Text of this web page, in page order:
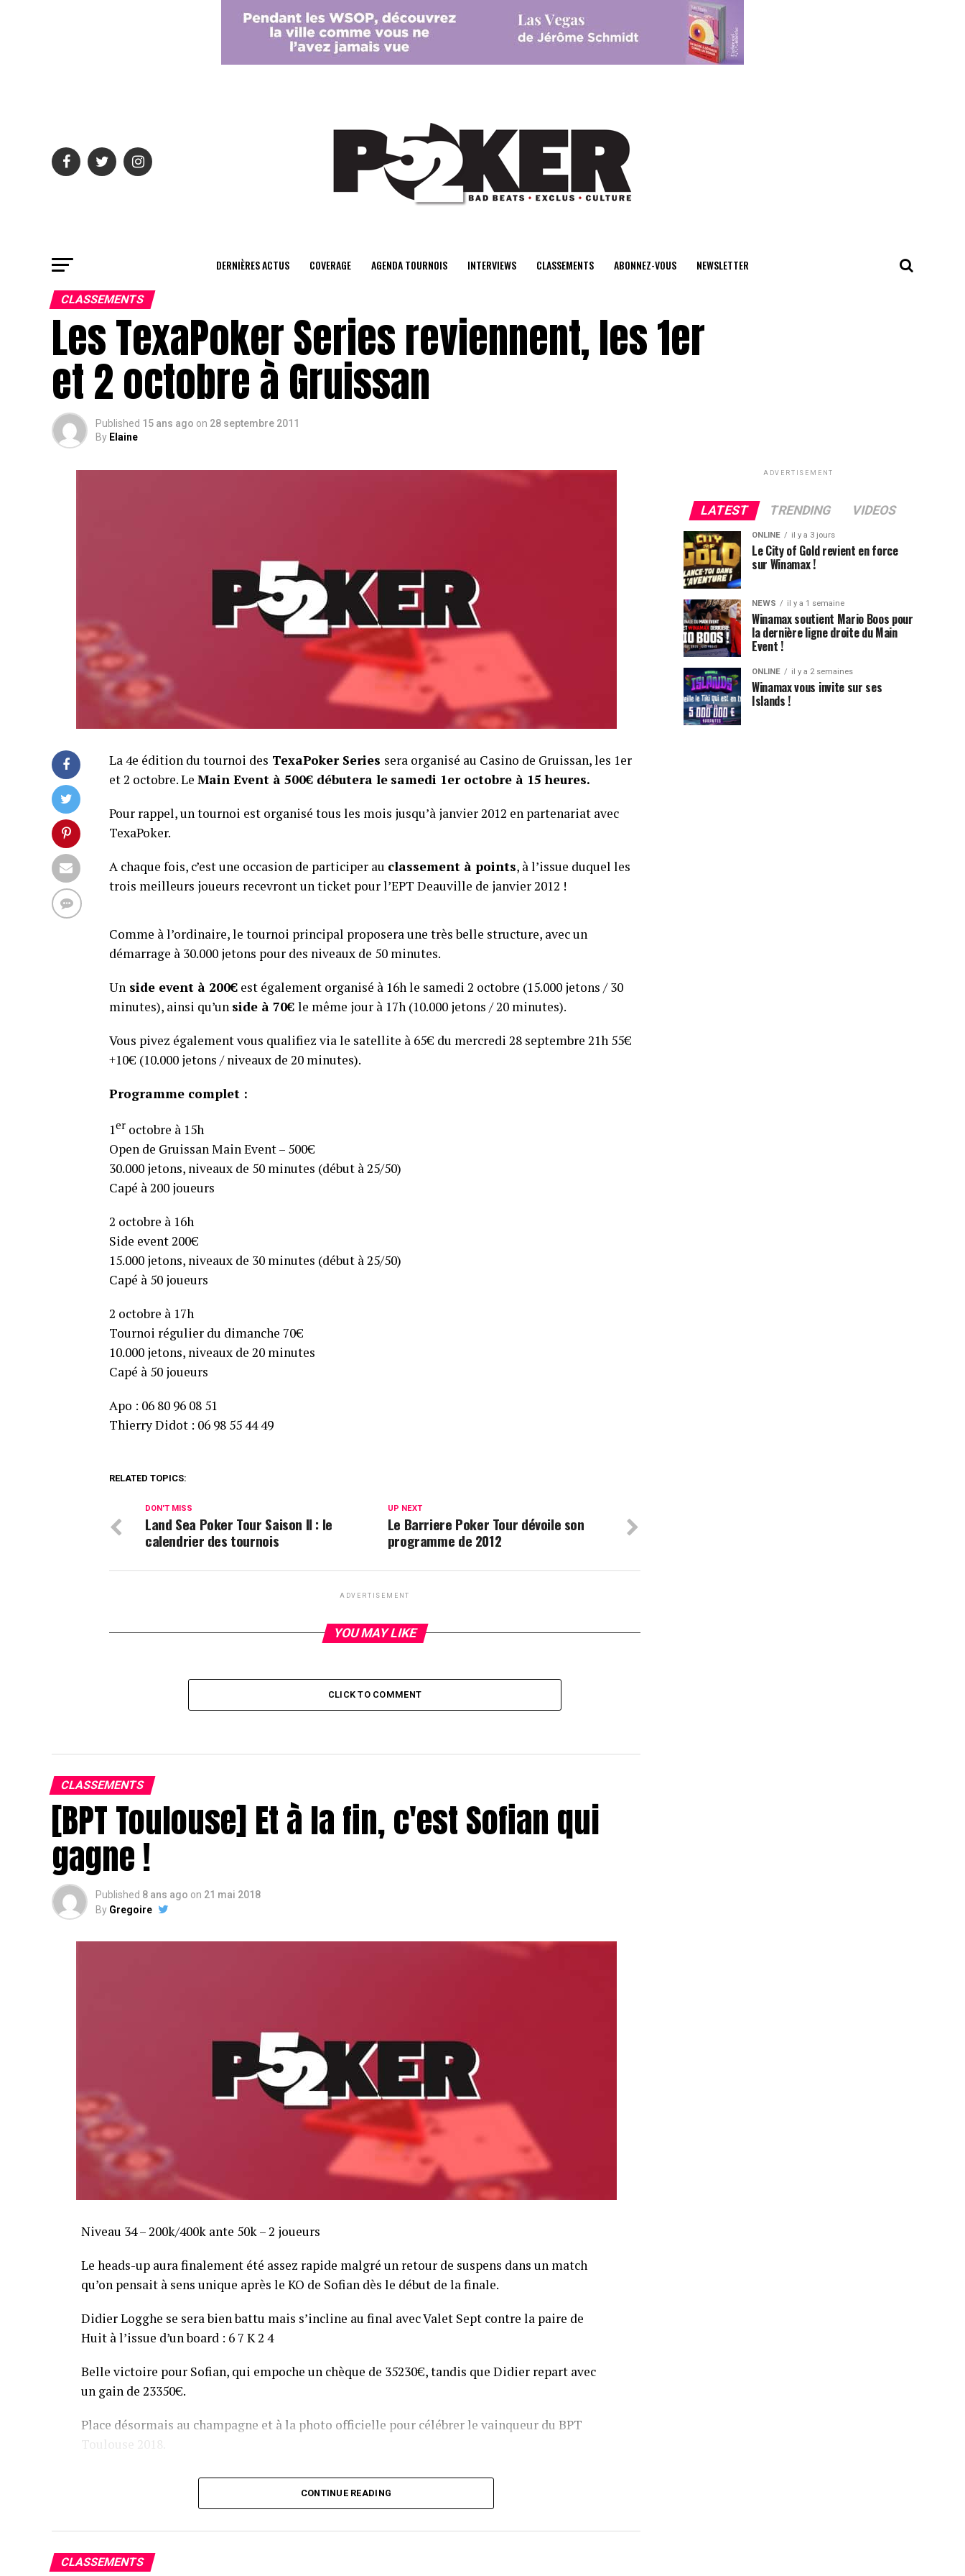
center>
DERNIÈRES ACTUS COVERAGE AGENDA TOURNOIS INTERVIEWS CLASSEMENTS ABONNEZ-VOUS NEWSLETTER
CLASSEMENTS
Les TexaPoker Series reviennent, les 1er
et 2 octobre à Gruissan
Published 15 ans ago on 28 septembre 2011
By Elaine
La 4e édition du tournoi des TexaPoker Series sera organisé au Casino de Gruissan, les 1er
et 2 octobre. Le Main Event à 500€ débutera le samedi 1er octobre à 15 heures.
Pour rappel, un tournoi est organisé tous les mois jusqu’à janvier 2012 en partenariat avec
TexaPoker.
A chaque fois, c’est une occasion de participer au classement à points, à l’issue duquel les
trois meilleurs joueurs recevront un ticket pour l’EPT Deauville de janvier 2012 !
Comme à l’ordinaire, le tournoi principal proposera une très belle structure, avec un
démarrage à 30.000 jetons pour des niveaux de 50 minutes.
Un side event à 200€ est également organisé à 16h le samedi 2 octobre (15.000 jetons / 30
minutes), ainsi qu’un side à 70€ le même jour à 17h (10.000 jetons / 20 minutes).
Vous pivez également vous qualifiez via le satellite à 65€ du mercredi 28 septembre 21h 55€
+10€ (10.000 jetons / niveaux de 20 minutes).
Programme complet :
1er octobre à 15h
Open de Gruissan Main Event – 500€
30.000 jetons, niveaux de 50 minutes (début à 25/50)
Capé à 200 joueurs
2 octobre à 16h
Side event 200€
15.000 jetons, niveaux de 30 minutes (début à 25/50)
Capé à 50 joueurs
2 octobre à 17h
Tournoi régulier du dimanche 70€
10.000 jetons, niveaux de 20 minutes
Capé à 50 joueurs
Apo : 06 80 96 08 51
Thierry Didot : 06 98 55 44 49
RELATED TOPICS:
UP NEXT
Le Barriere Poker Tour dévoile son
programme de 2012
DON'T MISS
Land Sea Poker Tour Saison II : le
calendrier des tournois
ADVERTISEMENT
YOU MAY LIKE
CLICK TO COMMENT
CLASSEMENTS
[BPT Toulouse] Et à la fin, c'est Sofian qui
gagne !
Published 8 ans ago on 21 mai 2018
By Gregoire
Niveau 34 – 200k/400k ante 50k – 2 joueurs
Le heads-up aura finalement été assez rapide malgré un retour de suspens dans un match
qu’on pensait à sens unique après le KO de Sofian dès le début de la finale.
Didier Logghe se sera bien battu mais s’incline au final avec Valet Sept contre la paire de
Huit à l’issue d’un board : 6 7 K 2 4
Belle victoire pour Sofian, qui empoche un chèque de 35230€, tandis que Didier repart avec
un gain de 23350€.
Place désormais au champagne et à la photo officielle pour célébrer le vainqueur du BPT
Toulouse 2018.
Assis devant une tonne, Sofian remporte le trophée du BPT Toulouse 2018, en costaud !
CONTINUE READING
CLASSEMENTS
ADVERTISEMENT
LATEST TRENDING VIDEOS
ONLINE il y a 3 jours
Le City of Gold revient en force
sur Winamax !
NEWS il y a 1 semaine
Winamax soutient Mario Boos pour
la dernière ligne droite du Main
Event !
ONLINE il y a 2 semaines
Winamax vous invite sur ses
Islands !